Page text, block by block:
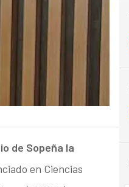
de Sopeña la
en Ciencias